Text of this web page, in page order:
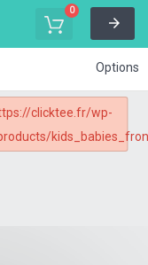
0
Options
clicktee.fr/wp-